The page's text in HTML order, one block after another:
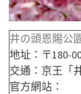
井の頭恩賜公
地址：〒180-
交通：京王「
官方網站：